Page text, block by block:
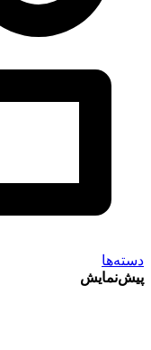
دسته‌ها
پیش‌نمایش